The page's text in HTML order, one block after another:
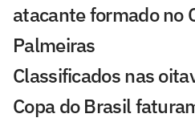
atacante formado no
Palmeiras
Classificados nas
Copa do Brasil